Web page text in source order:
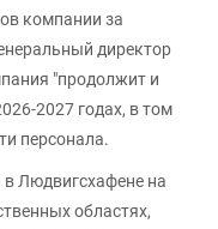
компании за
директор
"продолжит и
2027 годах, в том
персонала.
Людвигсхафене на
областях,